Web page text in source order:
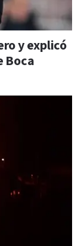
y explicó
Boca